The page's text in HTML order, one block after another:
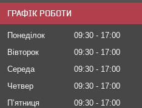
ГРАФІК РОБОТИ
Понеділок 09:30
17:00
Вівторок
09:30
17:00
Середа
09:30
17:00
Четвер
09:30
17:00
Пʼятниця
09:30
17:00